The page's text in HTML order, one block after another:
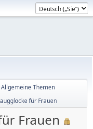
Allgemeine Themen
für Frauen
Frauen